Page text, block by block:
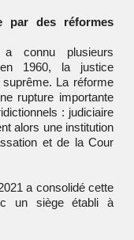
par des réformes
connu plusieurs
en 1960, la justice
La réforme
rupture importante
: judiciaire
alors une institution
et de la Cour
a consolidé cette
un siège établi à